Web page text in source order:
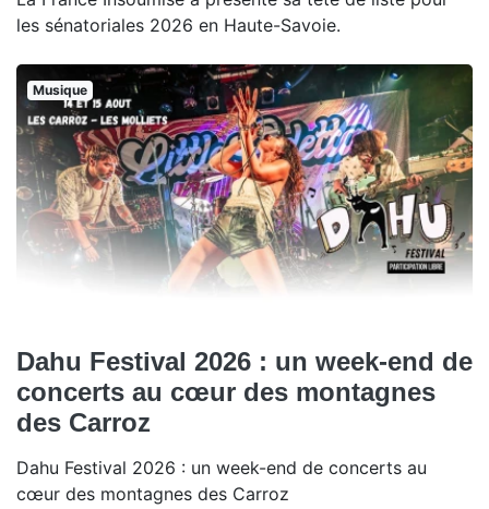
les sénatoriales 2026 en Haute-Savoie.
Musique
Dahu Festival 2026 : un week-end de
concerts au cœur des montagnes
des Carroz
Dahu Festival 2026 : un week-end de concerts au
cœur des montagnes des Carroz